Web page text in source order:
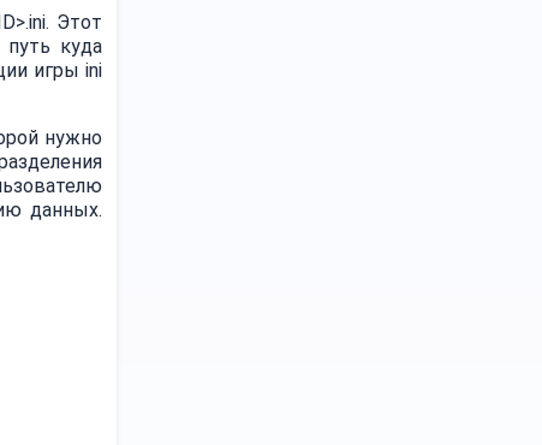
Этот
путь куда
игры ini
нужно
данных.